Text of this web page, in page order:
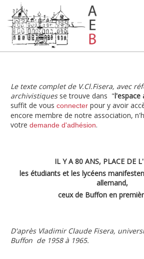
Le texte complet de V.Cl.Fisera, avec
archivistiquesse trouve dans "l'espace
suffit de vousconnecter pour y avoir
encore membre de notre association,
votredemande d'adhésion.
IL Y A 80 ANS, PLACE DE
les étudiants et les lycéens
allemand,
ceux de Buffon en
D'après Vladimir Claude Fisera,
Buffon de 1958 à 1965.